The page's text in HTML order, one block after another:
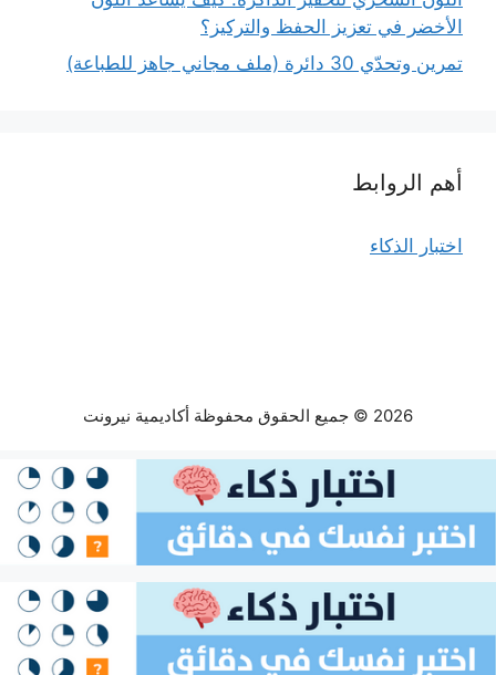
الأخضر في تعزيز الحفظ والتركيز؟
تمرين وتحدّي 30 دائرة (ملف مجاني جاهز للطباعة)
أهم الروابط
اختبار الذكاء
2026 © جميع الحقوق محفوظة أكاديمية نيرونت